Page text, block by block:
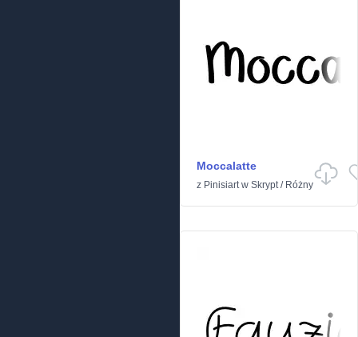
Moccalatte
z Pinisiartw Skrypt/ Różny